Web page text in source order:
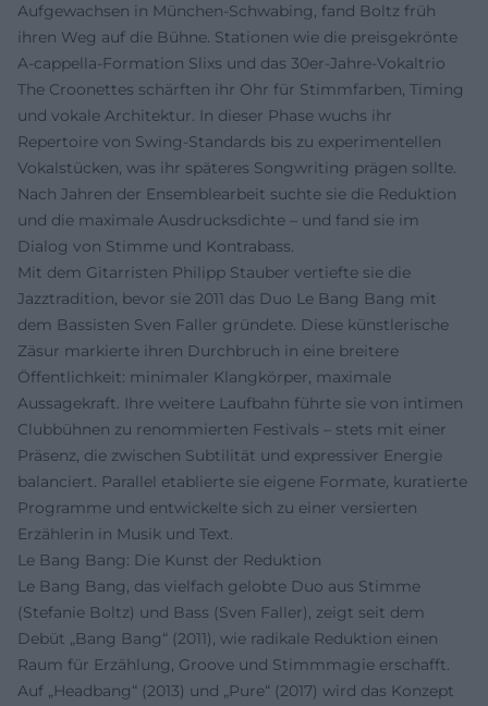
Aufgewachsen in München-Schwabing, fand Boltz früh
ihren Weg auf die Bühne. Stationen wie die preisgekrönte
A‑cappella-Formation Slixs und das 30er-Jahre-Vokaltrio
The Croonettes schärften ihr Ohr für Stimmfarben, Timing
und vokale Architektur. In dieser Phase wuchs ihr
Repertoire von Swing-Standards bis zu experimentellen
Vokalstücken, was ihr späteres Songwriting prägen sollte.
Nach Jahren der Ensemblearbeit suchte sie die Reduktion
und die maximale Ausdrucksdichte – und fand sie im
Dialog von Stimme und Kontrabass.
Mit dem Gitarristen Philipp Stauber vertiefte sie die
Jazztradition, bevor sie 2011 das Duo Le Bang Bang mit
dem Bassisten Sven Faller gründete. Diese künstlerische
Zäsur markierte ihren Durchbruch in eine breitere
Öffentlichkeit: minimaler Klangkörper, maximale
Aussagekraft. Ihre weitere Laufbahn führte sie von intimen
Clubbühnen zu renommierten Festivals – stets mit einer
Präsenz, die zwischen Subtilität und expressiver Energie
balanciert. Parallel etablierte sie eigene Formate, kuratierte
Programme und entwickelte sich zu einer versierten
Erzählerin in Musik und Text.
Le Bang Bang: Die Kunst der Reduktion
Le Bang Bang, das vielfach gelobte Duo aus Stimme
(Stefanie Boltz) und Bass (Sven Faller), zeigt seit dem
Debüt „Bang Bang“ (2011), wie radikale Reduktion einen
Raum für Erzählung, Groove und Stimmmagie erschafft.
Auf „Headbang“ (2013) und „Pure“ (2017) wird das Konzept